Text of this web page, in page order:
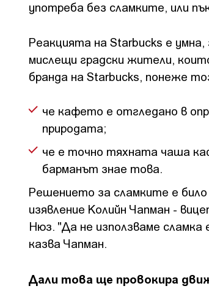
употреба без сламките, или
Реакцията на Starbucks е
мислещи градски жители,
бранда на Starbucks, понеже
че кафето е отгледано в
природата;
че е точно тяхната чаша
барманът знае това.
Решението за сламките е
изявление Колийн Чапман -
Нюз. "Да не използваме
казва Чапман.
Дали това ще провокира